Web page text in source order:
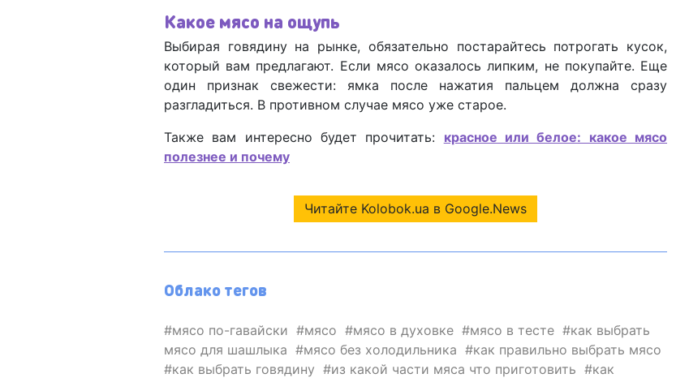
Какое мясо на ощупь
Выбирая говядину на рынке, обязательно постарайтесь потрогать кусок,
который вам предлагают. Если мясо оказалось липким, не покупайте. Еще
один признак свежести: ямка после нажатия пальцем должна сразу
разгладиться. В противном случае мясо уже старое.
Также вам интересно будет прочитать: красное или белое: какое мясо
полезнее и почему
Читайте Kolobok.ua в Google.News
Облако тегов
мясо по-гавайски мясо мясо в духовке мясо в тесте
как выбрать
мясо для шашлыка
мясо без холодильника
как правильно выбрать мясо
как выбрать говядину
из какой части мяса что приготовить
как